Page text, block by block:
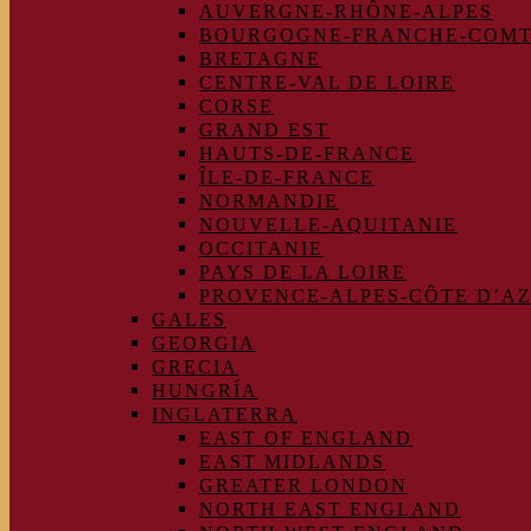
AUVERGNE-RHÔNE-ALPES
BOURGOGNE-FRANCHE-
BRETAGNE
CENTRE-VAL DE LOIRE
CORSE
GRAND EST
HAUTS-DE-FRANCE
ÎLE-DE-FRANCE
NORMANDIE
NOUVELLE-AQUITANIE
OCCITANIE
PAYS DE LA LOIRE
PROVENCE-ALPES-CÔTE
GALES
GEORGIA
GRECIA
HUNGRÍA
INGLATERRA
EAST OF ENGLAND
EAST MIDLANDS
GREATER LONDON
NORTH EAST ENGLAND